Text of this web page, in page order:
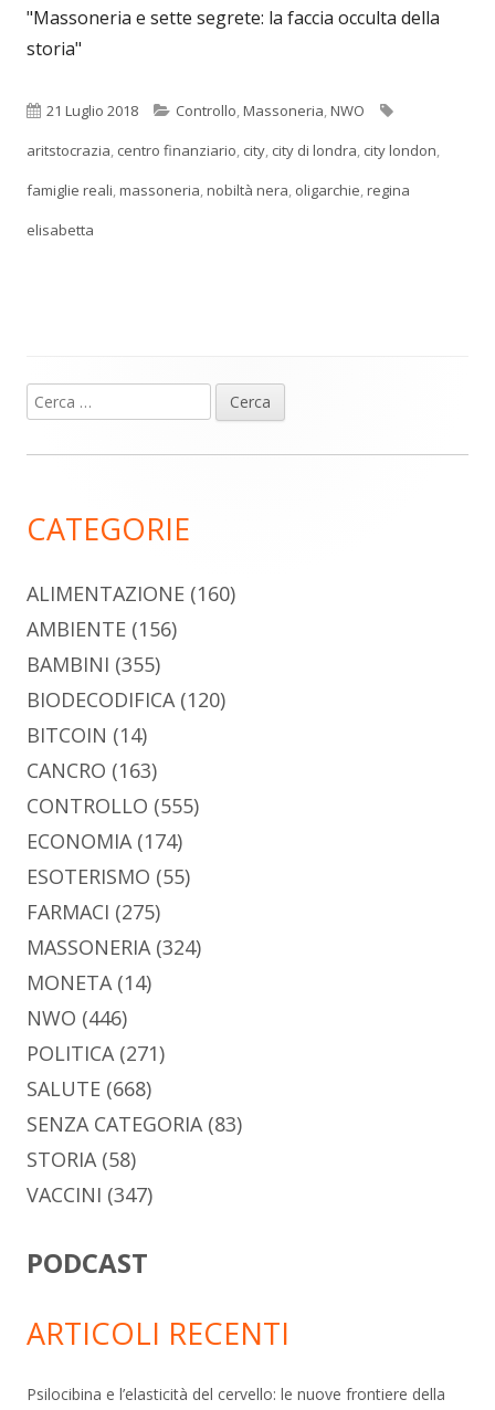
"Massoneria e sette segrete: la faccia occulta della
storia"
Pubblicato
21 Luglio 2018 Categorie
Controllo,Massoneria,NWO
aritstocrazia, centro finanziario, city, city di londra, city london,
famiglie reali,massoneria,nobiltà nera, oligarchie,regina
elisabetta
Barra
laterale
Ricerca
per:
CATEGORIE
ALIMENTAZIONE (160)
AMBIENTE (156)
BAMBINI (355)
BIODECODIFICA(120)
BITCOIN (14)
CANCRO (163)
CONTROLLO (555)
ECONOMIA(174)
ESOTERISMO (55)
FARMACI (275)
MASSONERIA(324)
MONETA(14)
NWO (446)
POLITICA(271)
SALUTE (668)
SENZA CATEGORIA(83)
STORIA(58)
VACCINI (347)
PODCAST
ARTICOLI RECENTI
Psilocibina e l’elasticità del cervello: le nuove frontiere della